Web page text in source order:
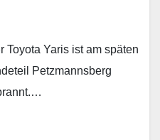
Toyota Yaris ist am späten
Petzmannsberg